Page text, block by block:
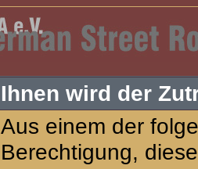
Ihnen wird der
Aus einem der
Berechtigung,